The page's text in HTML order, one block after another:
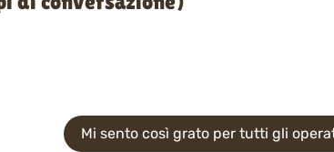
Mi sento così grato per tutti gli